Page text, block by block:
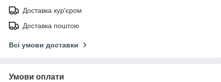
Доставка кур'єром
Доставка поштою
Всі умови доставки
Умови оплати